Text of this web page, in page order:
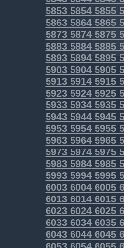
585358545855
586358645865
587358745875
588358845885
589358945895
590359045905
591359145915
592359245925
593359345935
594359445945
595359545955
596359645965
597359745975
598359845985
599359945995
600360046005
601360146015
602360246025
603360346035
604360446045